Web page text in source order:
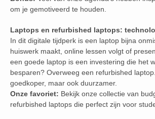
om je gemotiveerd te houden.
Laptops en refurbished laptops:
In dit digitale tijdperk is een laptop bijna
huiswerk maakt, online lessen volgt of
een goede laptop is een investering die het
besparen? Overweeg een refurbished
goedkoper, maar ook duurzamer.
Onze favoriet: Bekijk onze collectie van
refurbished laptops die perfect zijn voor